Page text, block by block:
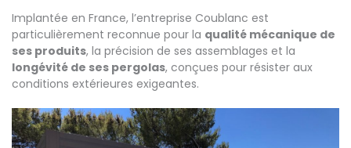
Implantée en France, l’entreprise Coublanc est
particulièrement reconnue pour la qualité mécanique de
ses produits, la précision de ses assemblages et la
longévité de ses pergolas, conçues pour résister aux
conditions extérieures exigeantes.